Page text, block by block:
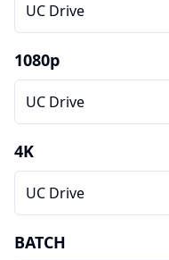
UC Drive
1080p
UC Drive
4K
UC Drive
BATCH